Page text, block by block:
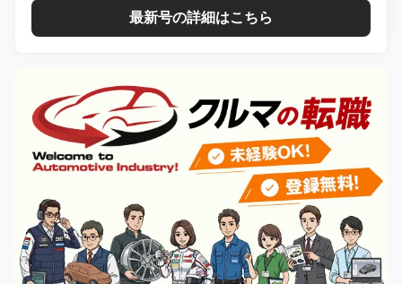
最新号の詳細はこちら